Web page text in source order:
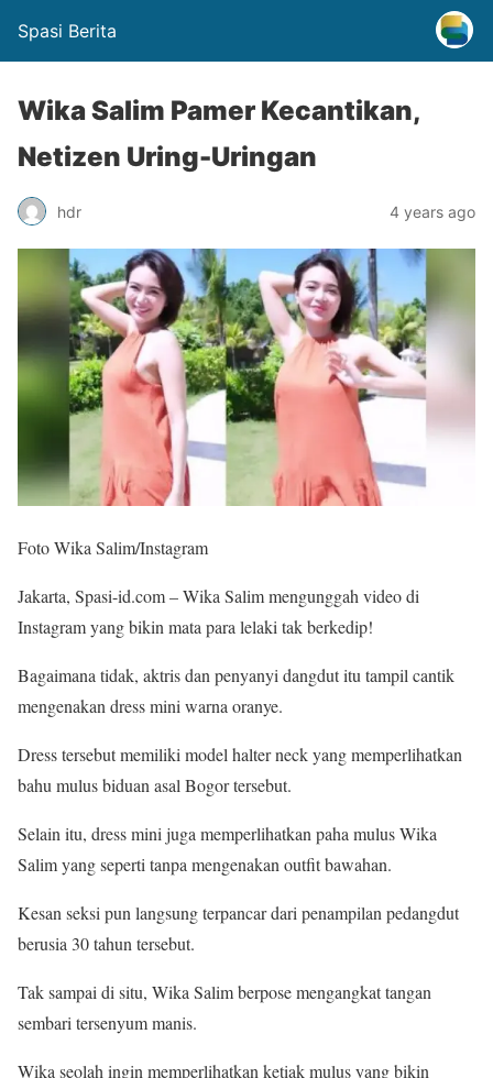
Spasi Berita
Wika Salim Pamer Kecantikan,
Netizen Uring-Uringan
hdr 4 years ago
Foto Wika Salim/Instagram
Jakarta, Spasi-id.com – Wika Salim mengunggah video di
Instagram yang bikin mata para lelaki tak berkedip!
Bagaimana tidak, aktris dan penyanyi dangdut itu tampil cantik
mengenakan dress mini warna oranye.
Dress tersebut memiliki model halter neck yang memperlihatkan
bahu mulus biduan asal Bogor tersebut.
Selain itu, dress mini juga memperlihatkan paha mulus Wika
Salim yang seperti tanpa mengenakan outfit bawahan.
Kesan seksi pun langsung terpancar dari penampilan pedangdut
berusia 30 tahun tersebut.
Tak sampai di situ, Wika Salim berpose mengangkat tangan
sembari tersenyum manis.
Wika seolah ingin memperlihatkan ketiak mulus yang bikin